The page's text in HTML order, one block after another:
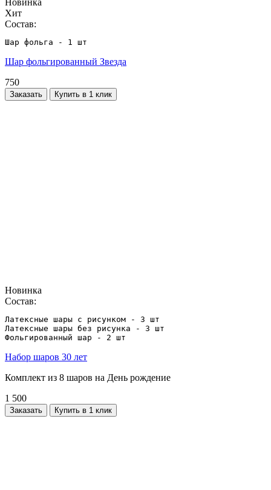
Хит
Состав:
Шар фольга - 1 шт
Шар фольгированный Звезда
750
Заказать Купить в 1 клик
Новинка
Состав:
Латексные шары с рисунком - 3 шт
Латексные шары без рисунка - 3 шт
Фольгированный шар - 2 шт
Набор шаров 30 лет
Комплект из 8 шаров на День рождение
1 500
Заказать Купить в 1 клик